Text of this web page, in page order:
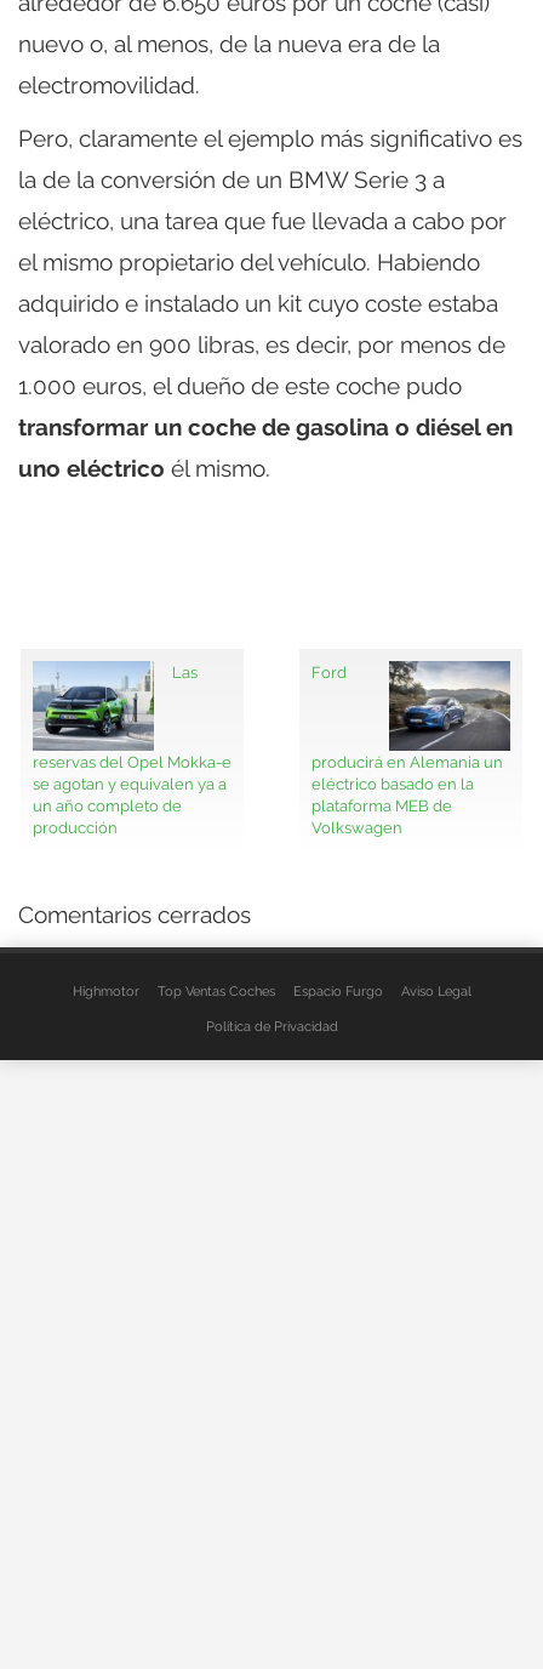
nuevo o, al menos, de la nueva era de la
electromovilidad.
Pero, claramente el ejemplo más significativo es
la de la conversión de un BMW Serie 3 a
eléctrico, una tarea que fue llevada a cabo por
el mismo propietario del vehículo. Habiendo
adquirido e instalado un kit cuyo coste estaba
valorado en 900 libras, es decir, por menos de
1.000 euros, el dueño de este coche pudo
transformar un coche de gasolina o diésel en
uno eléctrico él mismo.
Las
reservas del Opel Mokka-e
se agotan y equivalen ya a
un año completo de
producción
Ford
producirá en Alemania un
eléctrico basado en la
plataforma MEB de
Volkswagen
Comentarios cerrados
Highmotor Top Ventas Coches Espacio Furgo Aviso Legal
Política de Privacidad